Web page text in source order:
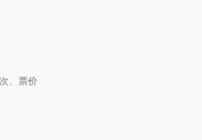
、票价